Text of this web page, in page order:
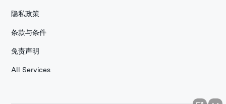
隐私政策
条款与条件
免责声明
All Services